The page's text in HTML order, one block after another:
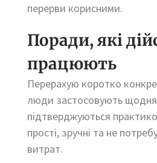
перерви корисними.
Поради, які
працюють
Перерахую коротко
люди застосовують щодня
підтверджуються
прості, зручні та не
витрат.